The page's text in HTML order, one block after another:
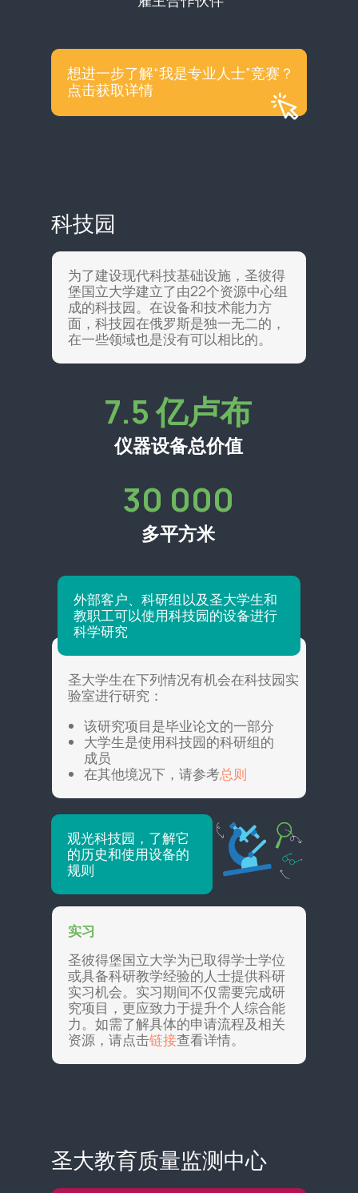
想进一步了解“我是专业人士”竞赛？
点击获取详情
科技园
为了建设现代科技基础设施，圣彼得
堡国立大学建立了由22个资源中心组
成的科技园。在设备和技术能力方
面，科技园在俄罗斯是独一无二的，
在一些领域也是没有可以相比的。
观光科技园，了解它
的历史和使用设备的
规则
7.5 亿卢布
仪器设备总价值
外部客户、科研组以及圣大学生和
教职工可以使用科技园的设备进行
科学研究
圣大学生在下列情况有机会在科技园实
验室进行研究：
该研究项目是毕业论文的一部分
大学生是使用科技园的科研组的
成员
在其他境况下，请参考总则
圣彼得堡国立大学为已取得学士学位
或具备科研教学经验的人士提供科研
实习机会。实习期间不仅需要完成研
究项目，更应致力于提升个人综合能
力。如需了解具体的申请流程及相关
资源，请点击链接查看详情。
实习
30 000
多平方米
圣大教育质量监测中心